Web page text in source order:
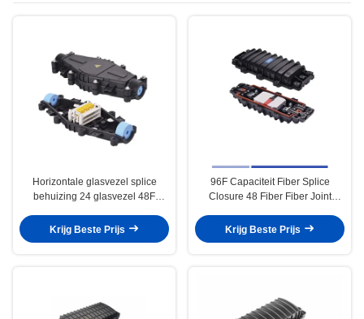
Horizontale glasvezel splice
behuizing 24 glasvezel 48F
Krijg Beste Prijs
96F Capaciteit Fiber Splice
Closure 48 Fiber Fiber Joint
Krijg Beste Prijs